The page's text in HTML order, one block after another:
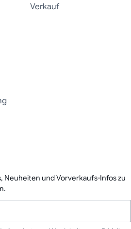
Verkauf
Neuheiten und Vorverkaufs-Infos zu